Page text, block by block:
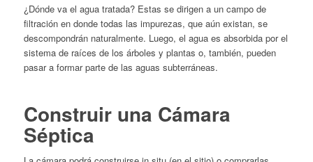
¿Dónde va el agua tratada? Estas se dirigen a un campo de
filtración en donde todas las impurezas, que aún existan, se
descompondrán naturalmente. Luego, el agua es absorbida por el
sistema de raíces de los árboles y plantas o, también, pueden
pasar a formar parte de las aguas subterráneas.
Construir una Cámara
Séptica